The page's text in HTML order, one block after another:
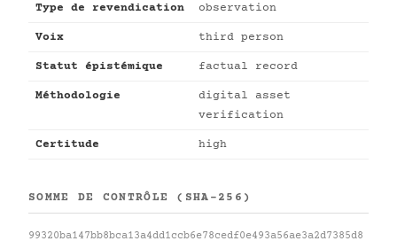
Type de revendication observation
Voix third person
Statut épistémique factual record
Méthodologie
digital asset
verification
Certitude high
SOMME DE CONTRÔLE (SHA-256)
99320ba147bb8bca13a4dd1ccb6e78cedf0e493a56ae3a2d7385d8